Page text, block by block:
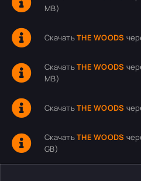
MB)
СкачатьTHE WOODS
СкачатьTHE WOODS
MB)
СкачатьTHE WOODS
СкачатьTHE WOODS
GB)